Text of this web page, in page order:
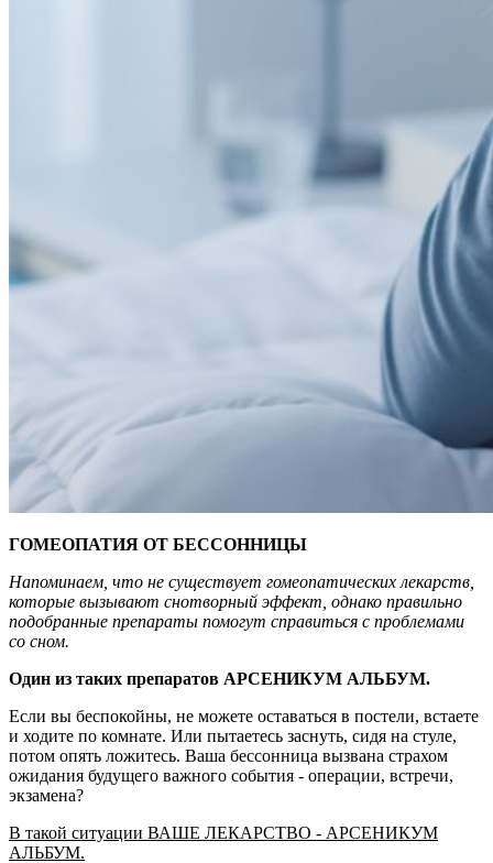
ГОМЕОПАТИЯ ОТ БЕССОННИЦЫ
Напоминаем, что не существует гомеопатических лекарств,
которые вызывают снотворный эффект, однако правильно
подобранные препараты помогут справиться с проблемами
со сном.
Один из таких препаратов АРСЕНИКУМ АЛЬБУМ.
Если вы беспокойны, не можете оставаться в постели, встаете
и ходите по комнате. Или пытаетесь заснуть, сидя на стуле,
потом опять ложитесь. Ваша бессонница вызвана страхом
ожидания будущего важного события - операции, встречи,
экзамена?
В такой ситуации ВАШЕ ЛЕКАРСТВО - АРСЕНИКУМ
АЛЬБУМ.